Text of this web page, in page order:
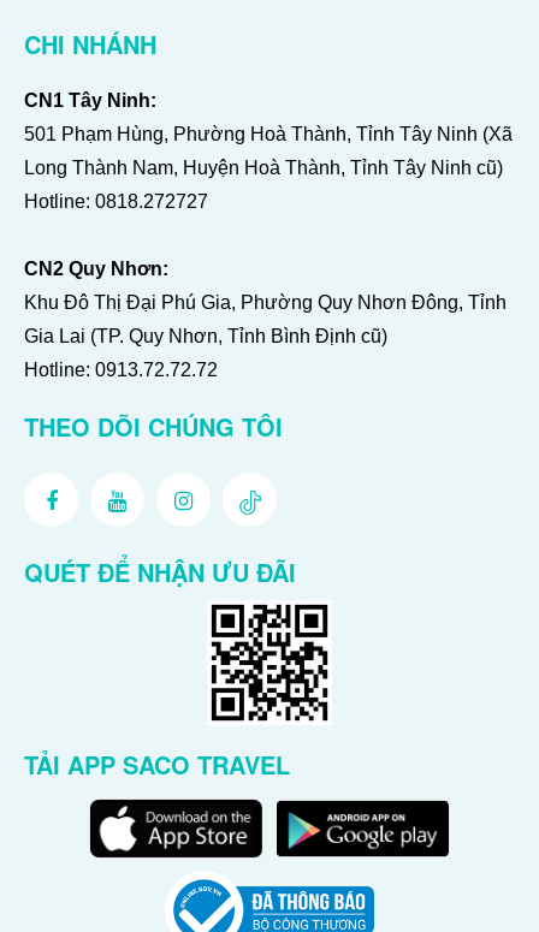
CHI NHÁNH
CN1 Tây Ninh:
501 Phạm Hùng, Phường Hoà Thành, Tỉnh Tây Ninh (Xã
Long Thành Nam, Huyện Hoà Thành, Tỉnh Tây Ninh cũ)
Hotline: 0818.272727
CN2 Quy Nhơn:
Khu Đô Thị Đại Phú Gia, Phường Quy Nhơn Đông, Tỉnh
Gia Lai (TP. Quy Nhơn, Tỉnh Bình Định cũ)
Hotline: 0913.72.72.72
THEO DÕI CHÚNG TÔI
QUÉT ĐỂ NHẬN ƯU ĐÃI
TẢI APP SACO TRAVEL